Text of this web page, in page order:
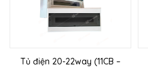
Tủ điện 20-22way (11CB –